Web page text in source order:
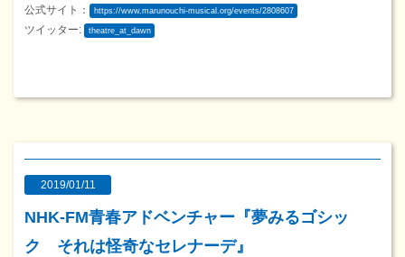
公式サイト： https://www.marunouchi-musical.org/events/2808607
ツイッター: theatre_at_dawn
2019/01/11
NHK-FM青春アドベンチャー『夢みるゴシッ
ク それは怪奇なセレナーデ』